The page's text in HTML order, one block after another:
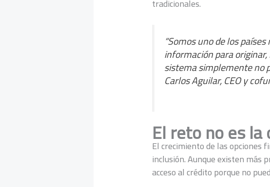
tradicionales.
“Somos uno de los
información para
sistema simplemente no
Carlos Aguilar, CEO y
El reto no es
El crecimiento de las opciones
inclusión. Aunque existen más
acceso al crédito porque no